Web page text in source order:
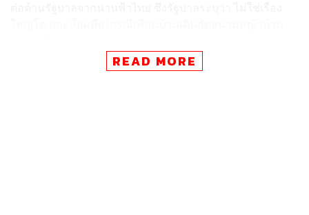
ปดิพัทธ์ยังระบุว่า จากเหตุการณ์ทั้งสองนี้ ทำให้อดคิดไม่ได้ว่า
READ MORE